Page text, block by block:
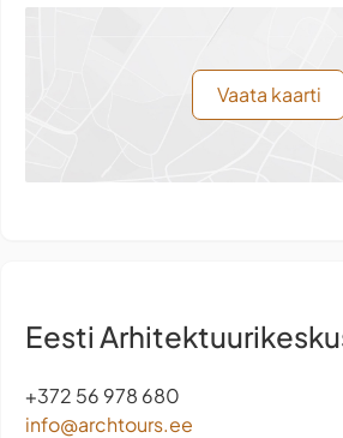
Vaata kaarti
Eesti
+372 56 978 680
info@archtours.ee